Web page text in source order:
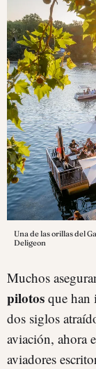
Una de las orillas del
Deligeon
Muchos
pilotos que han
dos siglos
aviación, ahora
aviadores